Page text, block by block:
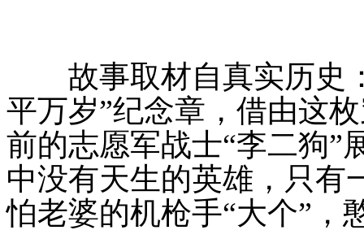
故事取材自真实历史
平万岁”纪念章，借由这
前的志愿军战士“李二狗”
中没有天生的英雄，只有
怕老婆的机枪手“大个”，